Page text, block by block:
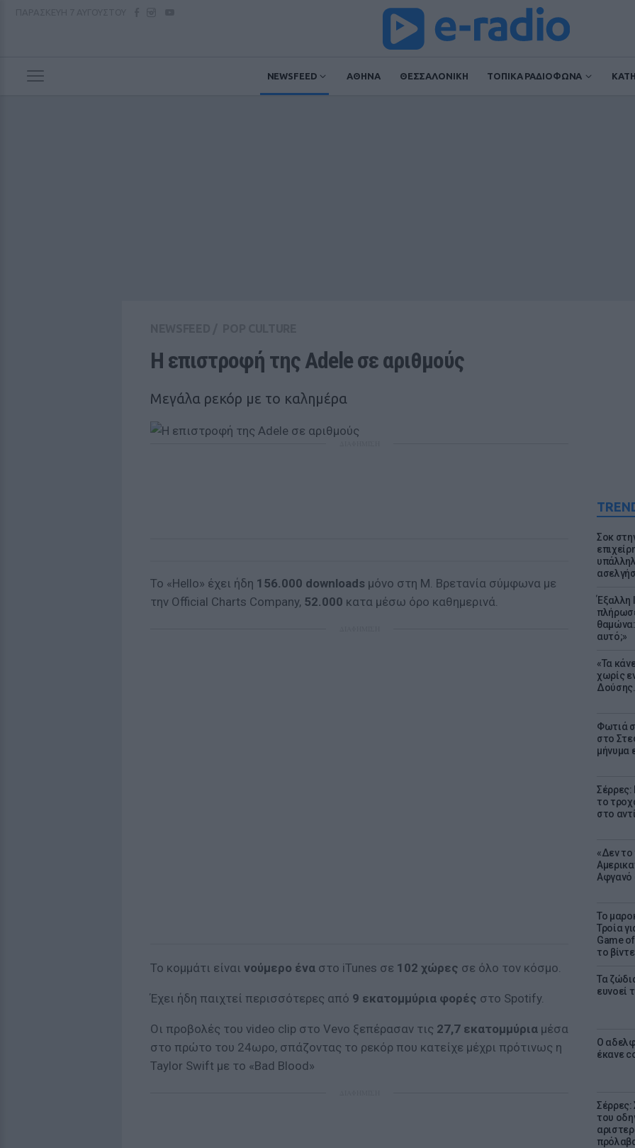
NEWSFEED ΑΘΗΝΑ ΘΕΣΣΑΛΟΝΙΚΗ ΤΟΠΙΚΑ ΡΑΔΙΟΦΩΝΑ
Σοκ
Έξαλλη
αυτό;»
«Τα
χωρίς
Φωτιά
στο
μήνυμα
Σέρρες:
το
στο
«Δεν το
Αφγανό
Το
Τροία
Game
το
Τα
ευνοεί
Ο
έκανε
Σέρρες:
του
Η επιστροφή της Adele σε αριθμούς
Μεγάλα ρεκόρ με το καλημέρα
To «Hello» έχει ήδη 156.000 downloads μόνο στη Μ. Βρετανία σύμφωνα με
την Official Charts Company, 52.000 κατα μέσω όρο καθημερινά.
Το κομμάτι είναι νούμερο ένα στο iTunes σε 102 χώρες σε όλο τον κόσμο.
Έχει ήδη παιχτεί περισσότερες από 9 εκατομμύρια φορές στο Spotify.
Οι προβολές του video clip στο Vevo ξεπέρασαν τις 27,7 εκατομμύρια μέσα
στο πρώτο του 24ωρο, σπάζοντας το ρεκόρ που κατείχε μέχρι πρότινως η
Taylor Swift με το «Bad Blood»